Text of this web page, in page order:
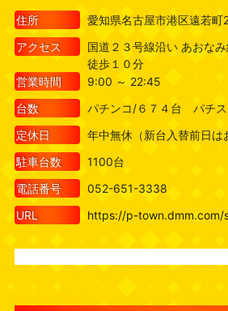
住所
愛知県名古屋市港区遠若
アクセス
国道２３号線沿い あおな
徒歩１０分
営業時間
9:00 ～ 22:45
台数
パチンコ/６７４台 パチス
定休日
年中無休（新台入替前日は
駐車台数
1100台
電話番号
052-651-3338
URL
https://p-town.dmm.com/